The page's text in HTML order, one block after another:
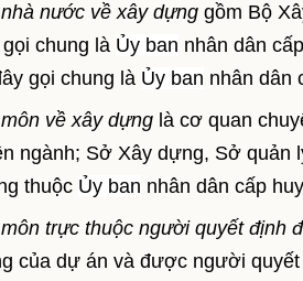
nước về xây dựng gồm Bộ
chung là Ủy ban nhân dân
gọi chung là Ủy ban nhân dân
về xây dựng là cơ quan
ngành; Sở Xây dựng, Sở
thuộc Ủy ban nhân dân cấp
trực thuộc người quyết định
của dự án và được người